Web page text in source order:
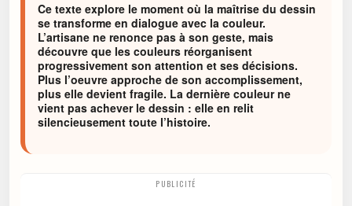
Ce texte explore le moment où la maîtrise du dessin
se transforme en dialogue avec la couleur.
L’artisane ne renonce pas à son geste, mais
découvre que les couleurs réorganisent
progressivement son attention et ses décisions.
Plus l’oeuvre approche de son accomplissement,
plus elle devient fragile. La dernière couleur ne
vient pas achever le dessin : elle en relit
silencieusement toute l’histoire.
PUBLICITÉ